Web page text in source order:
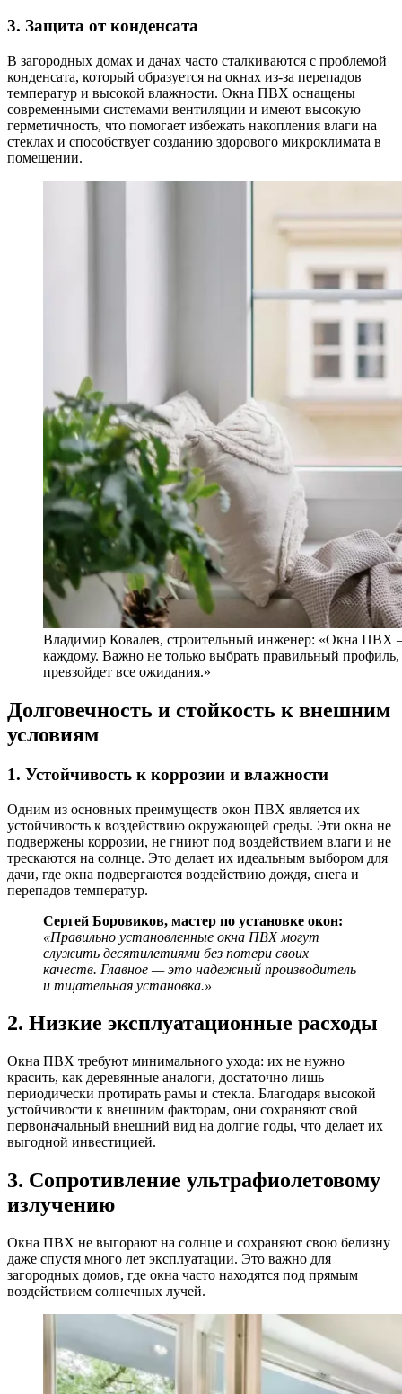
3. Защита от конденсата
В загородных домах и дачах часто сталкиваются с проблемой
конденсата, который образуется на окнах из-за перепадов
температур и высокой влажности. Окна ПВХ оснащены
современными системами вентиляции и имеют высокую
герметичность, что помогает избежать накопления влаги на
стеклах и способствует созданию здорового микроклимата в
помещении.
Владимир Ковалев, строительный инженер: «Окна ПВХ
каждому. Важно не только выбрать правильный профиль,
превзойдет все ожидания.»
Долговечность и стойкость к внешним
условиям
1. Устойчивость к коррозии и влажности
Одним из основных преимуществ окон ПВХ является их
устойчивость к воздействию окружающей среды. Эти окна не
подвержены коррозии, не гниют под воздействием влаги и не
трескаются на солнце. Это делает их идеальным выбором для
дачи, где окна подвергаются воздействию дождя, снега и
перепадов температур.
Сергей Боровиков, мастер по установке окон:
«Правильно установленные окна ПВХ могут
служить десятилетиями без потери своих
качеств. Главное — это надежный производитель
и тщательная установка.»
2. Низкие эксплуатационные расходы
Окна ПВХ требуют минимального ухода: их не нужно
красить, как деревянные аналоги, достаточно лишь
периодически протирать рамы и стекла. Благодаря высокой
устойчивости к внешним факторам, они сохраняют свой
первоначальный внешний вид на долгие годы, что делает их
выгодной инвестицией.
3. Сопротивление ультрафиолетовому
излучению
Окна ПВХ не выгорают на солнце и сохраняют свою белизну
даже спустя много лет эксплуатации. Это важно для
загородных домов, где окна часто находятся под прямым
воздействием солнечных лучей.